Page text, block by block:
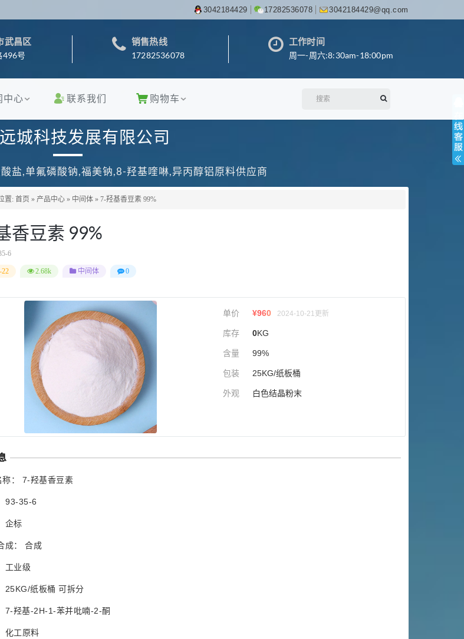
3042184429 17282536078 3042184429@qq.com
武昌区
496号
销售热线
17282536078
工作时间
周一-周六:8:30am-18:00pm
中心 联系我们 购物车
城科技发展有限公司
盐,单氟磷酸钠,福美钠,8-羟基喹啉,异丙醇铝原料供应商
置: 首页 » 产品中心 » 中间体 » 7-羟基香豆素 99%
香豆素 99%
6
22 2.68k 中间体 0
单价 ¥960 2024-10-21更新
库存 0KG
含量 99%
包装 25KG/纸板桶
外观 白色结晶粉末
称： 7-羟基香豆素
93-35-6
企标
成： 合成
工业级
25KG/纸板桶 可拆分
7-羟基-2H-1-苯并吡喃-2-酮
化工原料
1
浏览量 - 10w+
2021-05-25
浏览量 - 5.51w